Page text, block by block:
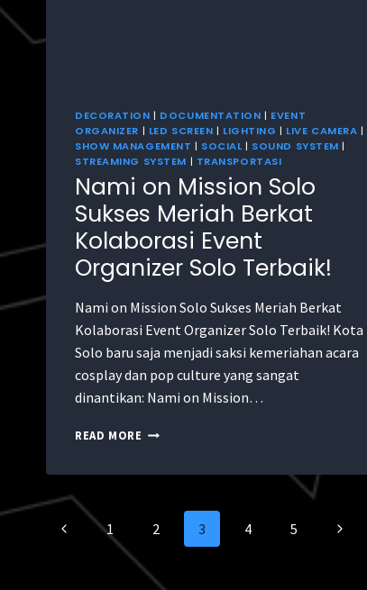
DECORATION | DOCUMENTATION | EVENT
ORGANIZER | LED SCREEN | LIGHTING | LIVE CAMERA |
SHOW MANAGEMENT | SOCIAL| SOUND SYSTEM |
STREAMING SYSTEM | TRANSPORTASI
Nami on Mission Solo
Sukses Meriah Berkat
Kolaborasi Event
Organizer Solo Terbaik!
Nami on Mission Solo Sukses Meriah Berkat
Kolaborasi Event Organizer Solo Terbaik! Kota
Solo baru saja menjadi saksi kemeriahan acara
cosplay dan pop culture yang sangat
dinantikan: Nami on Mission…
READ MORE
1 2 3 4 5